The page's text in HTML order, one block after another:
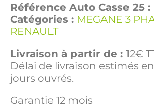
Référence Auto Casse 25 :
Catégories : MEGANE 3
RENAULT
Livraison à partir de : 12€
Délai de livraison estimés
jours ouvrés.
Garantie 12 mois